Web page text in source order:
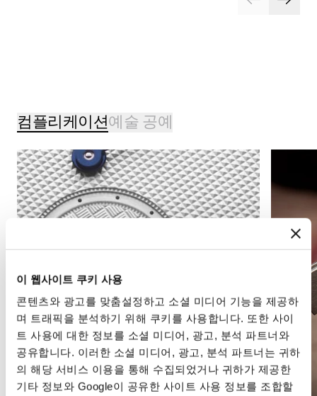
이 웹사이트 쿠키 사용
콘텐츠와 광고를 맞춤설정하고 소셜 미디어 기능을 제공하
며 트래픽을 분석하기 위해 쿠키를 사용합니다. 또한 사이
트 사용에 대한 정보를 소셜 미디어, 광고, 분석 파트너와
공유합니다. 이러한 소셜 미디어, 광고, 분석 파트너는 귀하
의 해당 서비스 이용을 통해 수집되었거나 귀하가 제공한
기타 정보와 Google이 공유한 사이트 사용 정보를 조합할
컴플리케이션예술 공예